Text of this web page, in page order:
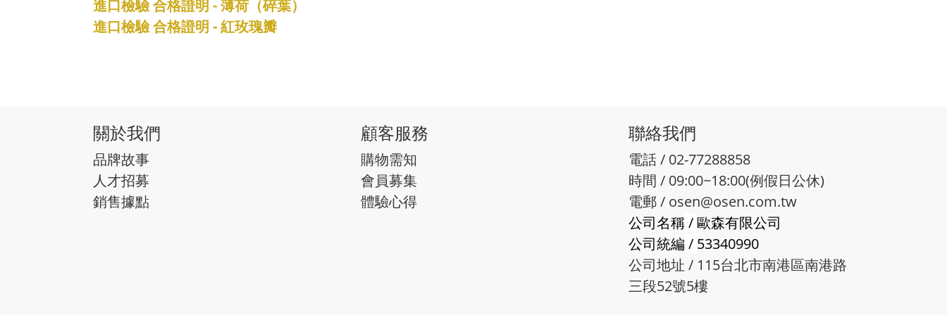
進口檢驗 合格證明 - 薄荷（碎葉）
進口檢驗 合格證明 - 紅玫瑰瓣
關於我們
品牌故事
人才招募
銷售據點
顧客服務
購物需知
會員募集
體驗心得
聯絡我們
電話 / 02-77288858
時間 / 09:00~18:00(例假日公休)
電郵 / osen@osen.com.tw
公司名稱/歐森有限公司
公司統編 / 53340990
公司地址 / 115台北市南港區南港路
三段52號5樓